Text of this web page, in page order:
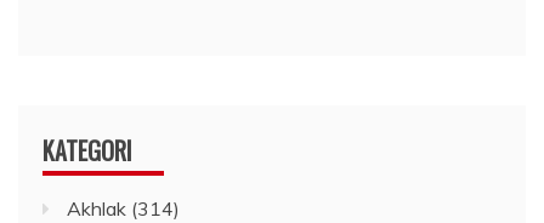
KATEGORI
Akhlak (314)